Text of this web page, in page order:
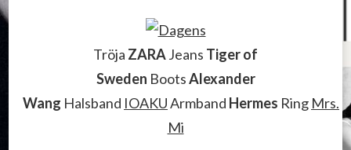
Tröja ZARAJeans Tiger of
Sweden BootsAlexander
Wang Halsband IOAKUArmband Hermes Ring Mrs.
Mi